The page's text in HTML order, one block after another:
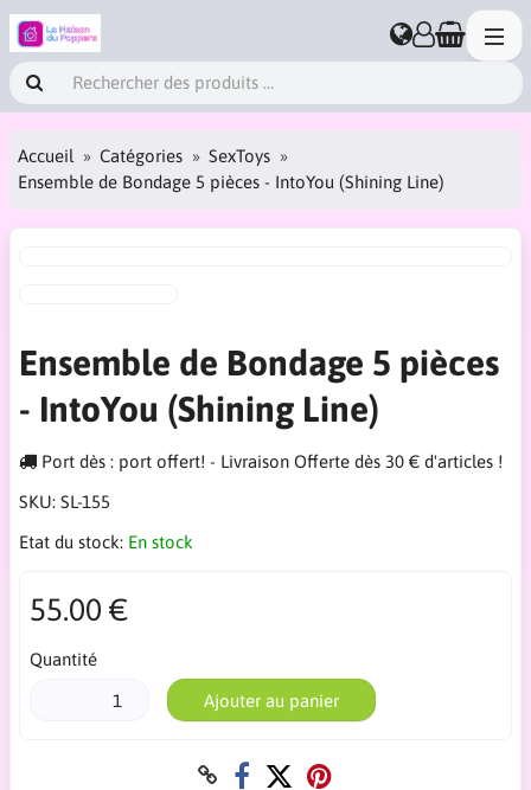
Accueil Catégories
SexToys
Ensemble de Bondage 5 pièces - IntoYou (Shining Line)
Ensemble de Bondage 5 pièces
- IntoYou (Shining Line)
Port dès : port offert! - Livraison Offerte dès 30 € d'articles !
SKU: SL-155
Etat du stock: En stock
55.00 €
Quantité
Ajouter au panier